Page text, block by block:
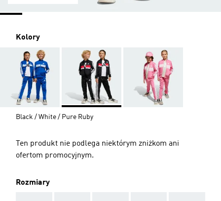
Kolory
Black / White / Pure Ruby
Ten produkt nie podlega niektórym zniżkom ani
ofertom promocyjnym.
Rozmiary